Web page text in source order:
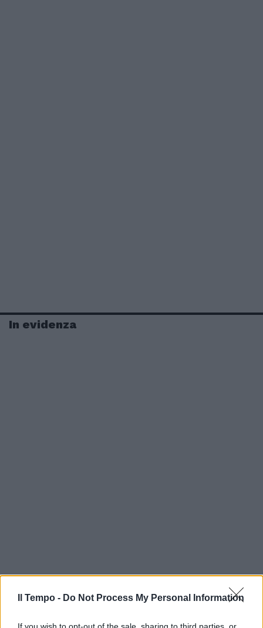
Il Tempo - Do Not Process My Personal Information
If you wish to opt-out of the sale, sharing to third parties, or
In evidenza